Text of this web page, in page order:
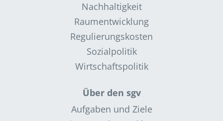
Nachhaltigkeit
Raumentwicklung
Regulierungskosten
Sozialpolitik
Wirtschaftspolitik
Über den sgv
Aufgaben und Ziele